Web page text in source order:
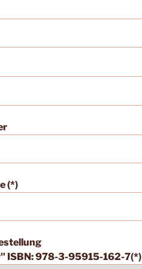
(*)
ISBN: 978-3-95915-162-7(*)